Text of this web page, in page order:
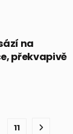
na
překvapivě
11